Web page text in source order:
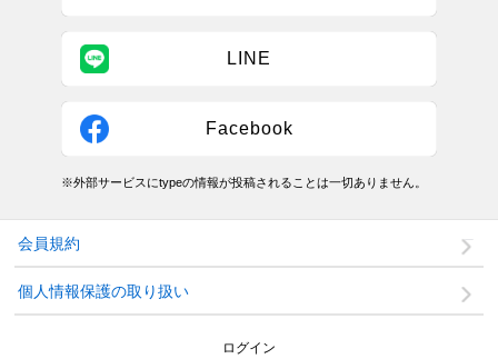
LINE
Facebook
※外部サービスにtypeの情報が投稿されることは一切ありません。
会員規約
個人情報保護の取り扱い
ログイン